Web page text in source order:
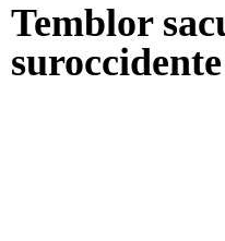
Temblor